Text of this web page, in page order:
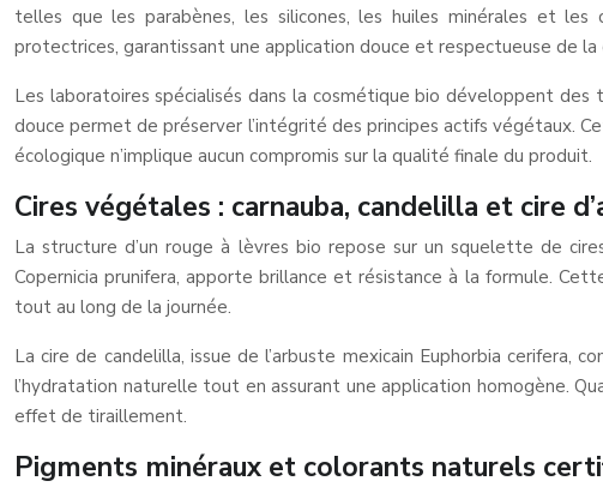
telles que les parabènes, les silicones, les huiles minérales et
protectrices, garantissant une application douce et respectueuse de
Les laboratoires spécialisés dans la cosmétique bio développent
douce permet de préserver l’intégrité des principes actifs végétaux.
écologique n’implique aucun compromis sur la qualité finale du produit.
Cires végétales : carnauba, candelilla et cire
La structure d’un rouge à lèvres bio repose sur un squelette de
Copernicia prunifera, apporte brillance et résistance à la formule.
tout au long de la journée.
La cire de candelilla, issue de l’arbuste mexicain Euphorbia
l’hydratation naturelle tout en assurant une application homogène.
effet de tiraillement.
Pigments minéraux et colorants naturels